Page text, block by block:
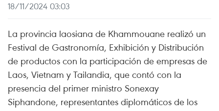
18/11/2024 03:03
La provincia laosiana de Khammouane realizó un
Festival de Gastronomía, Exhibición y Distribución
de productos con la participación de empresas de
Laos, Vietnam y Tailandia, que contó con la
presencia del primer ministro Sonexay
Siphandone, representantes diplomáticos de los